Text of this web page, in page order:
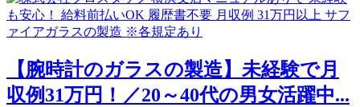
【腕時計のガラスの製造】未経験で月
収例31万円！／20～40代の男女活躍中...